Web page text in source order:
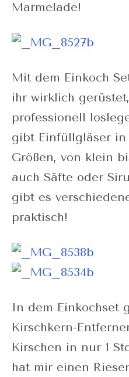
Marmelade!
Mit dem Einkoch
ihr wirklich
professionell
gibt Einfüllgläser in
Größen, von klein
auch Säfte oder
gibt es
praktisch!
In dem Einkochset
Kirschkern-
Kirschen in nur 1
hat mir einen